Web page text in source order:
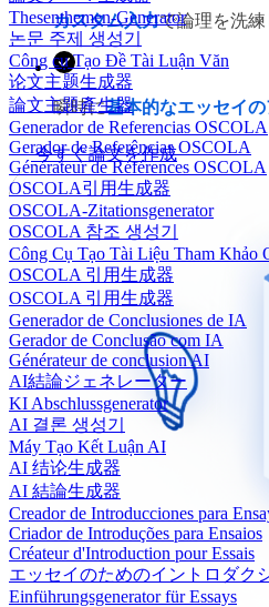
Thesenthemen-Generator
논문 주제 생성기
Công cụ Tạo Đề Tài Luận Văn
论文主题生成器
論文主題產生器
Generador de Referencias OSCOLA
Gerador de Referências OSCOLA
Générateur de Références OSCOLA
OSCOLA引用生成器
OSCOLA-Zitationsgenerator
OSCOLA 참조 생성기
Công Cụ Tạo Tài Liệu Tham Khảo
OSCOLA 引用生成器
OSCOLA 引用生成器
Generador de Conclusiones de IA
Gerador de Conclusão com IA
Générateur de conclusion AI
AI結論ジェネレーター
KI Abschlussgenerator
AI 결론 생성기
Máy Tạo Kết Luận AI
AI 结论生成器
AI 結論生成器
Creador de Introducciones para
Criador de Introduções para Ensaios
Créateur d'Introduction pour Essais
エッセイのためのイントロダク
Einführungsgenerator für Essays
カスタム入力で論理を洗練
瞬時に基本的なエッセイ
今すぐ論文を作成